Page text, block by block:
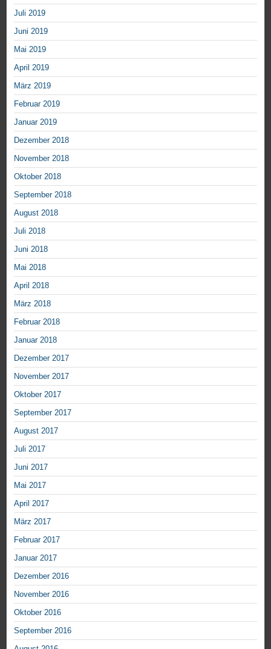
Juli 2019
Juni 2019
Mai 2019
April 2019
März 2019
Februar 2019
Januar 2019
Dezember 2018
November 2018
Oktober 2018
September 2018
August 2018
Juli 2018
Juni 2018
Mai 2018
April 2018
März 2018
Februar 2018
Januar 2018
Dezember 2017
November 2017
Oktober 2017
September 2017
August 2017
Juli 2017
Juni 2017
Mai 2017
April 2017
März 2017
Februar 2017
Januar 2017
Dezember 2016
November 2016
Oktober 2016
September 2016